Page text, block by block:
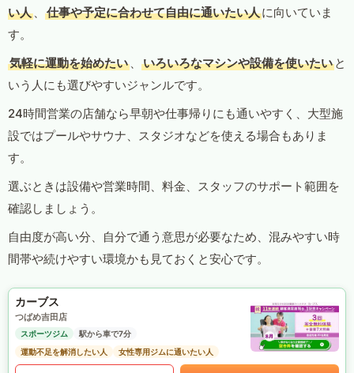
い人 、 仕事や予定に合わせて自由に通いたい人に向いていま
す。
気軽に運動を始めたい 、 いろいろなマシンや設備を使いたい と
いう人にも選びやすいジャンルです。
24時間営業の店舗なら早朝や仕事帰りにも通いやすく、大型施
設ではプールやサウナ、スタジオなどを使える場合もありま
す。
選ぶときは設備や営業時間、料金、スタッフのサポート範囲を
確認しましょう。
自由度が高い分、自分で通う意思が必要なため、混みやすい時
間帯や続けやすい環境かも見ておくと安心です。
カーブス
つばめ吉田店
スポーツジム
駅から車で7分
運動不足を解消したい人
女性専用ジムに通いたい人